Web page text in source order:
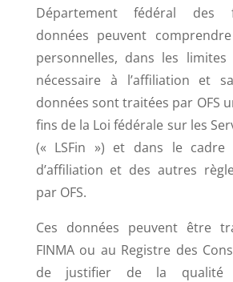
Département fédéral des
données peuvent
personnelles, dans les
nécessaire à l’affiliation et
données sont traitées par OFS
fins de la Loi fédérale sur les
(« LSFin ») et dans le cadre
d’affiliation et des autres
par OFS.
Ces données peuvent être
FINMA ou au Registre des
de justifier de la qualité